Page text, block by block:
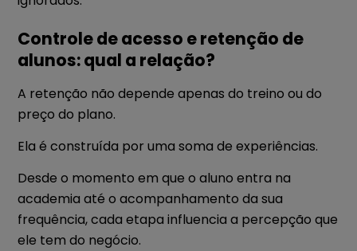
Controle de acesso e retenção de
alunos: qual a relação?
A retenção não depende apenas do treino ou do
preço do plano.
Ela é construída por uma soma de experiências.
Desde o momento em que o aluno entra na
academia até o acompanhamento da sua
frequência, cada etapa influencia a percepção que
ele tem do negócio.